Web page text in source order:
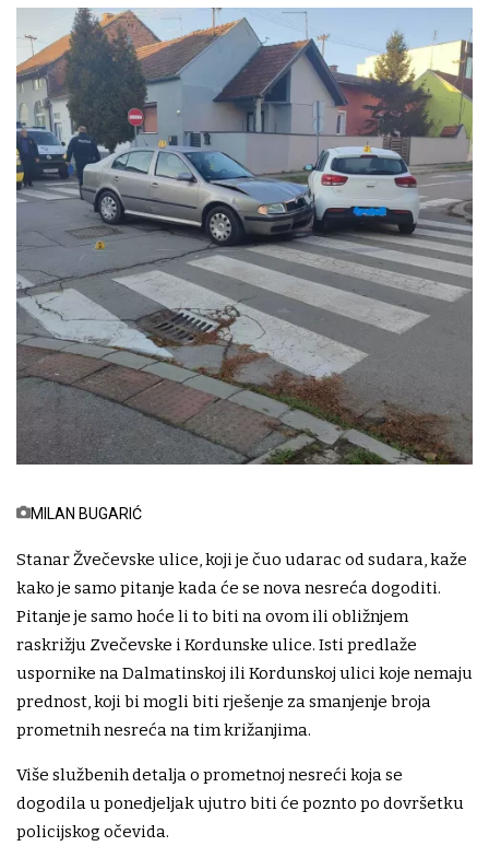
MILAN BUGARIĆ
Stanar Žvečevske ulice, koji je čuo udarac od sudara, kaže
kako je samo pitanje kada će se nova nesreća dogoditi.
Pitanje je samo hoće li to biti na ovom ili obližnjem
raskrižju Zvečevske i Kordunske ulice. Isti predlaže
uspornike na Dalmatinskoj ili Kordunskoj ulici koje nemaju
prednost, koji bi mogli biti rješenje za smanjenje broja
prometnih nesreća na tim križanjima.
Više službenih detalja o prometnoj nesreći koja se
dogodila u ponedjeljak ujutro biti će poznto po dovršetku
policijskog očevida.